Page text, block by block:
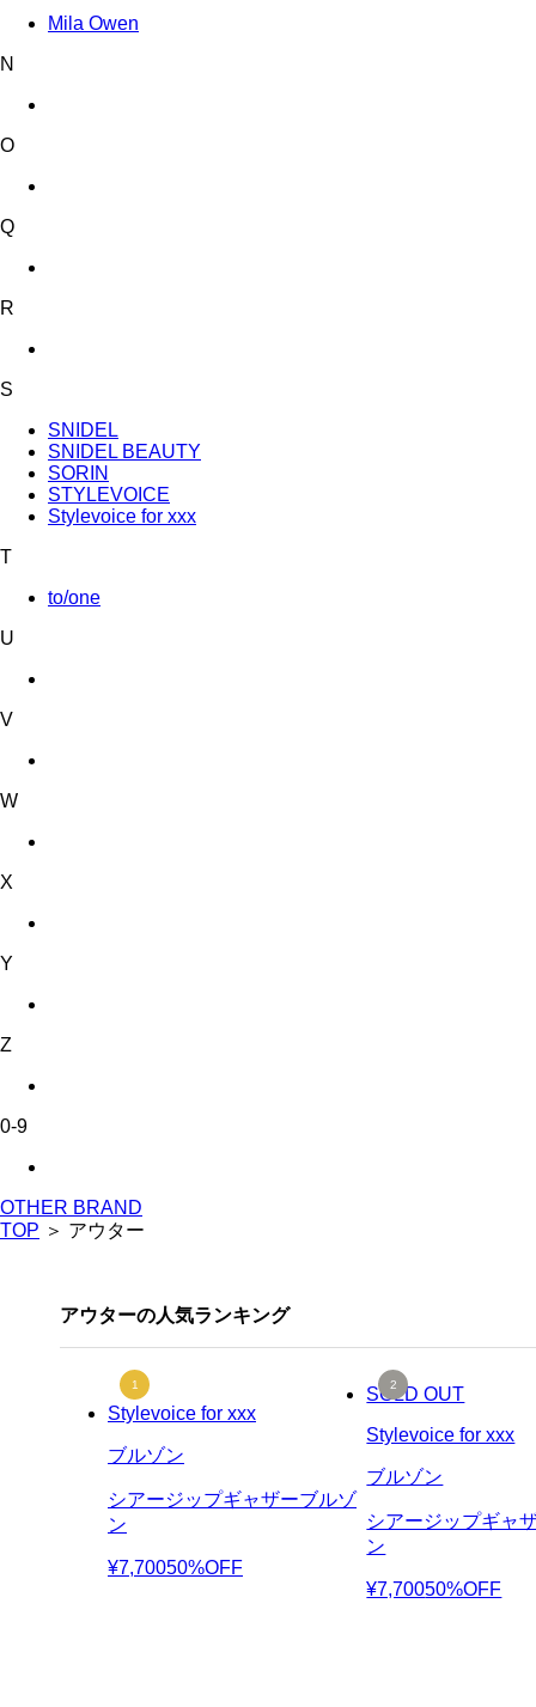
Mila Owen
N
O
Q
R
S
SNIDEL
SNIDEL BEAUTY
SORIN
STYLEVOICE
Stylevoice for xxx
T
to/one
U
V
W
X
Y
Z
0-9
OTHER BRAND
TOP ＞ アウター
アウターの人気ランキング
Stylevoice for xxx
ブルゾン
シアージップギャザーブルゾ
ン
¥7,70050%OFF
SOLD OUT
Stylevoice for xxx
ブルゾン
シアージップギャ
ン
¥7,70050%OFF